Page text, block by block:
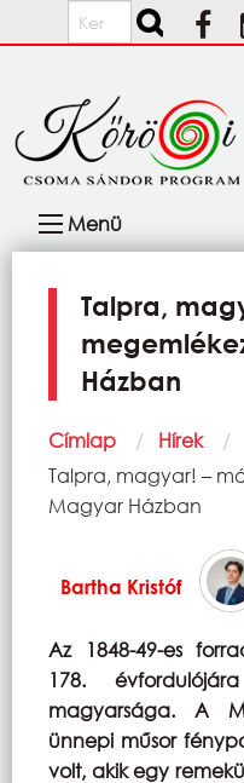
Ugrás a tartalomra
Keresés
navigáció
Menü
Talpra,
Házban
Morzsa
Címlap
Hírek
Current:
Talpra, magyar! –
Magyar Házban
Bartha Kristóf
Az 1848-49-es
178.
magyarsága. A
ünnepi műsor
volt, akik egy